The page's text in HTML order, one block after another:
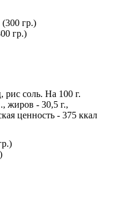
гр.)
рис соль. На 100 г.
жиров - 30,5 г.,
ценность - 375 ккал